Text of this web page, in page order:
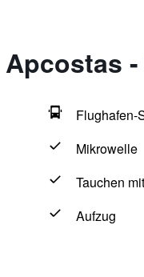
Flughafen-
Mikrowelle
Tauchen
Aufzug